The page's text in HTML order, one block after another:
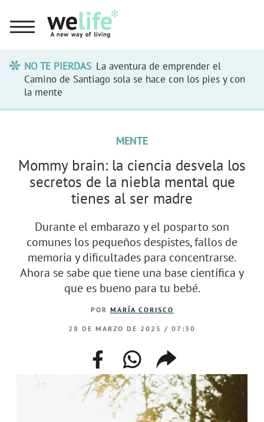
NO TE PIERDAS La aventura de emprender el
Camino de Santiago sola se hace con los pies y con
la mente
MENTE
Mommy brain: la ciencia desvela los
secretos de la niebla mental que
tienes al ser madre
Durante el embarazo y el posparto son
comunes los pequeños despistes, fallos de
memoria y dificultades para concentrarse.
Ahora se sabe que tiene una base científica y
que es bueno para tu bebé.
POR MARÍA CORISCO
28 DE MARZO DE 2025 / 07:30
facebookwhatsappcompartir
enlace